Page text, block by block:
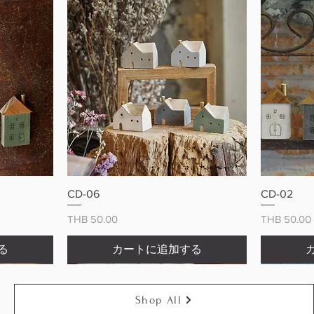
CD-06
価格
THB 50.00
カートに追加する
CD-02
価格
THB 50.00
Shop All